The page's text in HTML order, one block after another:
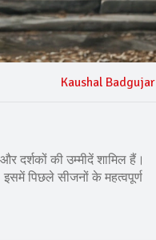
Kaushal Badgujar
दर्शकों की उम्मीदें शामिल हैं।
पिछले सीजनों के महत्वपूर्ण